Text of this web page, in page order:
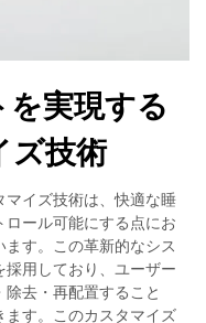
実現する
ズ技術
イズ技術は、快適な睡
ール可能にする点にお
す。この革新的なシス
用しており、ユーザー
去・再配置すること
す。このカスタマイズ